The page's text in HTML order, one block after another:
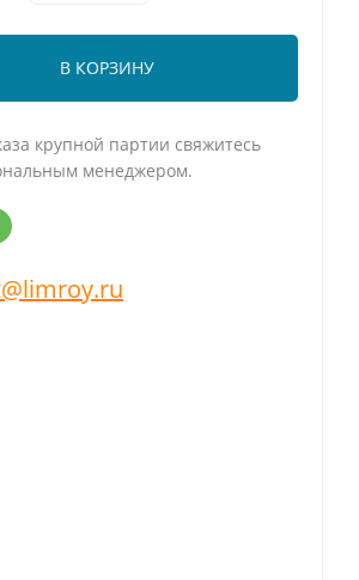
В КОРЗИНУ
крупной партии свяжитесь
менеджером.